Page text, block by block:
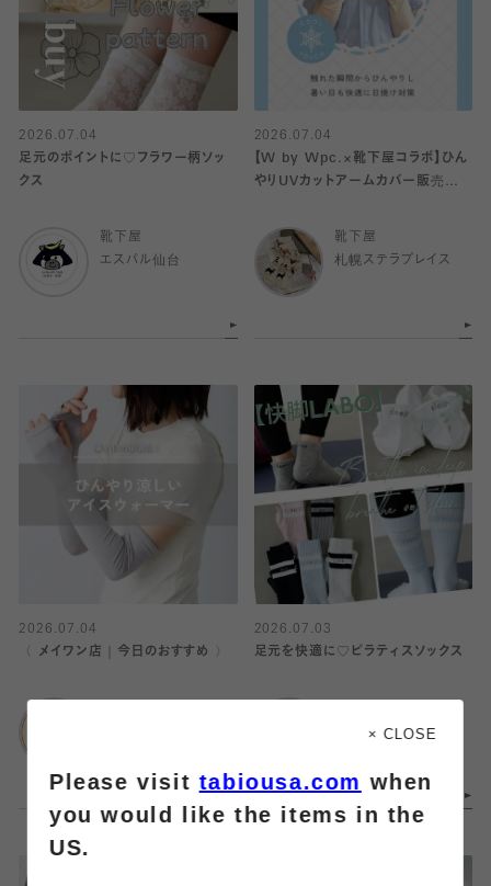
2026.07.04
足元のポイントに♡フラワー柄ソッ
クス
靴下屋
エスパル仙台
2026.07.04
【W by Wpc.×靴下屋コラボ】ひん
やりUVカットアームカバー販売中
靴下屋
札幌ステラプレイス
2026.07.04
〈 メイワン店｜今日のおすすめ 〉
2026.07.03
足元を快適に♡ピラティスソックス
エスパル仙台
× CLOSE
Please visittabiousa.com when
you would like the items in the
US.